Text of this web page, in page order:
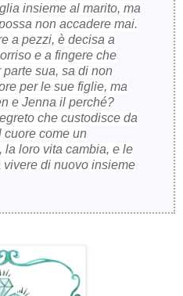
insieme al marito, ma
non accadere mai.
a pezzi, è decisa a
e a fingere che
sua, sa di non
per le sue figlie, ma
e Jenna il perché?
che custodisce da
cuore come un
la loro vita cambia, e le
di nuovo insieme